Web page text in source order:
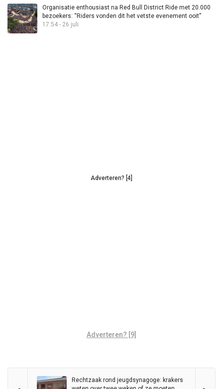
Organisatie enthousiast na Red Bull District Ride met 20.000
bezoekers: “Riders vonden dit het vetste evenement ooit”
17:54 - 26 juli
Adverteren? [4]
Adverteren? [9]
Rechtzaak rond jeugdsynagoge: krakers